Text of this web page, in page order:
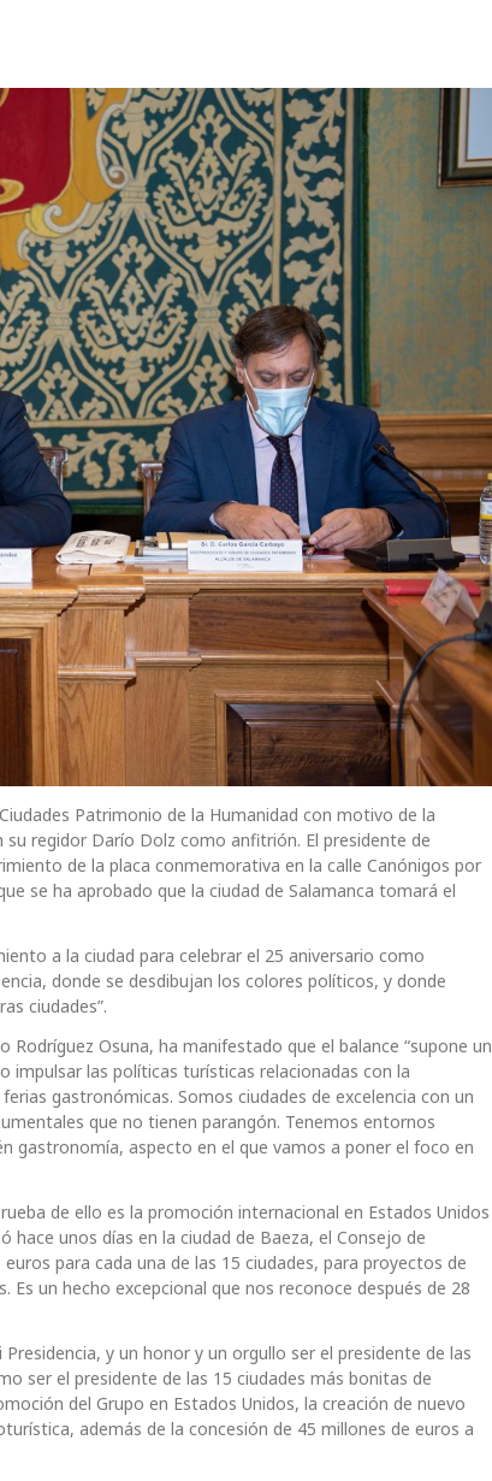
Patrimonio de la Humanidad con motivo de la
regidor Darío Dolz como anfitrión. El presidente de
de la placa conmemorativa en la calle Canónigos por
se ha aprobado que la ciudad de Salamanca tomará el
a la ciudad para celebrar el 25 aniversario como
donde se desdibujan los colores políticos, y donde
ciudades”.
Osuna, ha manifestado que el balance “supone un
las políticas turísticas relacionadas con la
gastronómicas. Somos ciudades de excelencia con un
que no tienen parangón. Tenemos entornos
gastronomía, aspecto en el que vamos a poner el foco en
de ello es la promoción internacional en Estados Unidos
hace unos días en la ciudad de Baeza, el Consejo de
para cada una de las 15 ciudades, para proyectos de
un hecho excepcional que nos reconoce después de 28
y un honor y un orgullo ser el presidente de las
ser el presidente de las 15 ciudades más bonitas de
del Grupo en Estados Unidos, la creación de nuevo
además de la concesión de 45 millones de euros a